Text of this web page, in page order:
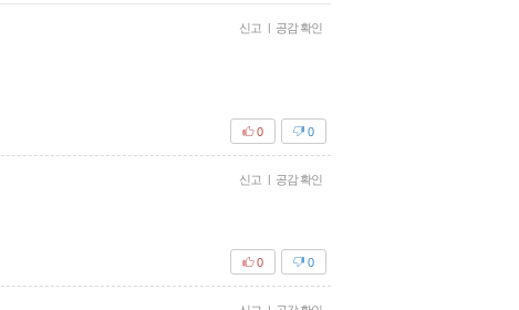
신고 | 공감 확인
0
0
신고 | 공감 확인
0
0